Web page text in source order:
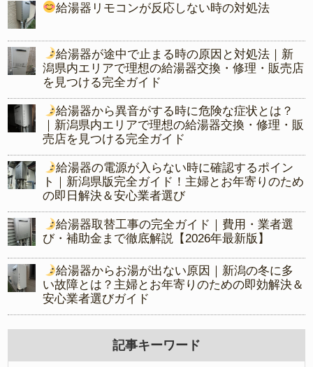
給湯器リモコンが反応しない時の対処法
給湯器が途中で止まる時の原因と対処法｜新
潟県内エリアで理想の給湯器交換・修理・販売店
を見つける完全ガイド
給湯器から異音がする時に危険な症状とは？
｜新潟県内エリアで理想の給湯器交換・修理・販
売店を見つける完全ガイド
給湯器の電源が入らない時に確認するポイン
ト｜新潟県版完全ガイド！主婦とお年寄りのため
の即日解決＆安心業者選び
給湯器取替工事の完全ガイド｜費用・業者選
び・補助金まで徹底解説【2026年最新版】
給湯器からお湯が出ない原因｜新潟の冬に多
い故障とは？主婦とお年寄りのための即効解決＆
安心業者選びガイド
記事キーワード